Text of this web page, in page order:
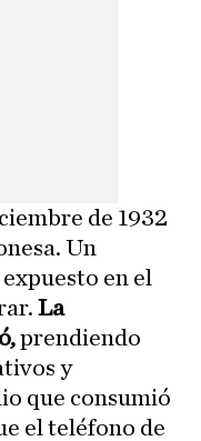
de 1932
Un
en el
La
prendiendo
y
que consumió
el teléfono de